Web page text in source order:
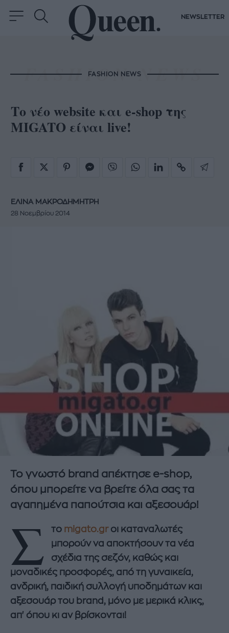
NEWSLETTER
FASHION NEWS
Το νέο website και e-shop της
MIGATO είναι live!
ΕΛΙΝΑ ΜΑΚΡΟΔΗΜΗΤΡΗ
28 Νοεμβρίου 2014
Το γνωστό brand απέκτησε e-shop,
όπου μπορείτε να βρείτε όλα σας τα
αγαπημένα παπούτσια και αξεσουάρ!
Σ το migato.grοι καταναλωτές
μπορούν να αποκτήσουν τα νέα
σχέδια της σεζόν, καθώς και
μοναδικές προσφορές, από τη γυναικεία,
ανδρική, παιδική συλλογή υποδημάτων και
αξεσουάρ του brand, μόνο με μερικά κλικς,
απ' όπου κι αν βρίσκονται!